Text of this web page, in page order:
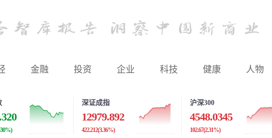
金融 投资 企业 科技 健康 人物
深证成指
12979.892
422.212(3.36%)
沪深300
4548.0345
102.67(2.31%)